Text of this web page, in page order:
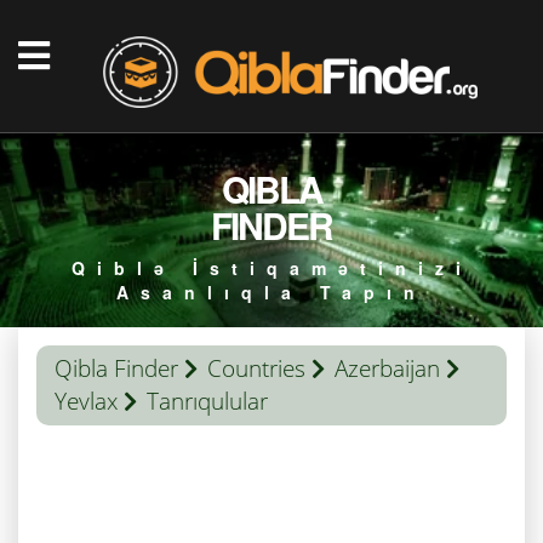
QIBLA
FINDER
Qiblə İstiqamətinizi
Asanlıqla Tapın
Qibla Finder Countries
Azerbaijan
Yevlax
Tanrıqulular